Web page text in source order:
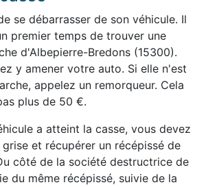
se débarrasser de son véhicule. Il
premier temps de trouver une
d'Albepierre-Bredons (15300).
y amener votre auto. Si elle n'est
appelez un remorqueur. Cela
plus de 50 €.
a atteint la casse, vous devez
et récupérer un récépissé de
côté de la société destructrice de
du même récépissé, suivie de la